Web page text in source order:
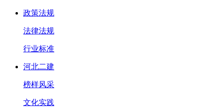
政策法规
法律法规
行业标准
河北二建
榜样风采
文化实践